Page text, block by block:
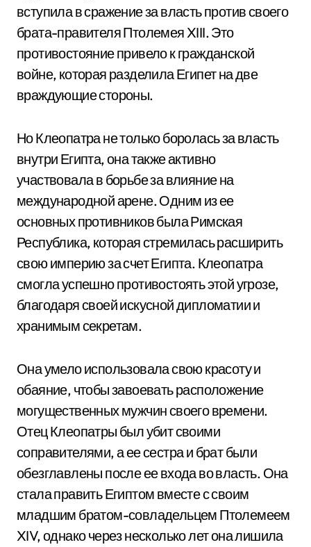
вступила в сражение за власть против своего
брата-правителя Птолемея XIII. Это
противостояние привело к гражданской
войне, которая разделила Египет на две
враждующие стороны.
Но Клеопатра не только боролась за власть
внутри Египта, она также активно
участвовала в борьбе за влияние на
международной арене. Одним из ее
основных противников была Римская
Республика, которая стремилась расширить
свою империю за счет Египта. Клеопатра
смогла успешно противостоять этой угрозе,
благодаря своей искусной дипломатии и
хранимым секретам.
Она умело использовала свою красоту и
обаяние, чтобы завоевать расположение
могущественных мужчин своего времени.
Отец Клеопатры был убит своими
соправителями, а ее сестра и брат были
обезглавлены после ее входа во власть. Она
стала править Египтом вместе с своим
младшим братом-совладельцем Птолемеем
XIV, однако через несколько лет она лишила